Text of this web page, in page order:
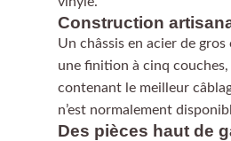
Construction
Un châssis en acier de
une finition à cinq
contenant le meilleur
n’est normalement
Des pièces haut de